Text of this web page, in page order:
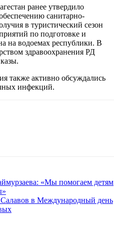
ранее утвердило
санитарно-
в туристический сезон
по подготовке и
на водоемах республики. В
здравоохранения РД
также активно обсуждались
инфекций.
«Мы помогаем детям
в Международный день